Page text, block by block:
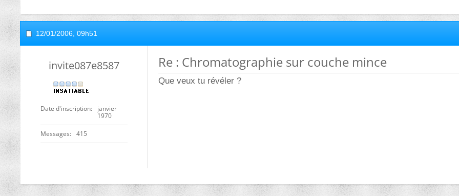
12/01/2006, 09h51
invite087e8587
Date d'inscription
janvier
1970
Messages 415
Re : Chromatographie sur couche mince
Que veux tu révéler ?